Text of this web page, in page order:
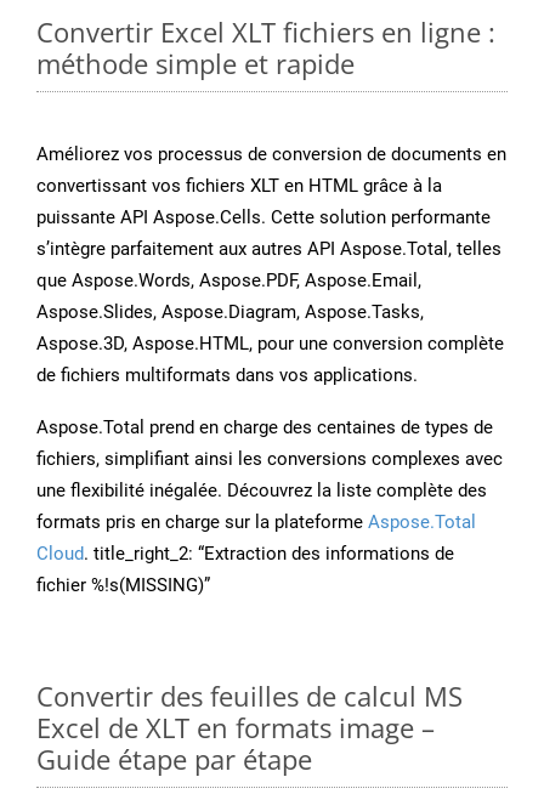
Convertir Excel XLT fichiers en ligne :
méthode simple et rapide
Améliorez vos processus de conversion de documents en
convertissant vos fichiers XLT en HTML grâce à la
puissante API Aspose.Cells. Cette solution performante
s’intègre parfaitement aux autres API Aspose.Total, telles
que Aspose.Words, Aspose.PDF, Aspose.Email,
Aspose.Slides, Aspose.Diagram, Aspose.Tasks,
Aspose.3D, Aspose.HTML, pour une conversion complète
de fichiers multiformats dans vos applications.
Aspose.Total prend en charge des centaines de types de
fichiers, simplifiant ainsi les conversions complexes avec
une flexibilité inégalée. Découvrez la liste complète des
formats pris en charge sur la plateforme Aspose.Total
Cloud. title_right_2: “Extraction des informations de
fichier %!s(MISSING)”
Convertir des feuilles de calcul MS
Excel de XLT en formats image –
Guide étape par étape